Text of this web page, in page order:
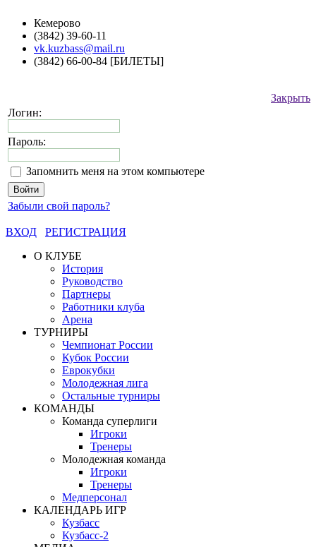
Кемерово
(3842) 39-60-11
vk.kuzbass@mail.ru
(3842) 66-00-84 [БИЛЕТЫ]
Закрыть
Логин:
Пароль:
Запомнить меня на этом компьютере
Забыли свой пароль?
ВХОД
РЕГИСТРАЦИЯ
О КЛУБЕ
История
Руководство
Партнеры
Работники клуба
Арена
ТУРНИРЫ
Чемпионат России
Кубок России
Еврокубки
Молодежная лига
Остальные турниры
КОМАНДЫ
Команда суперлиги
Игроки
Тренеры
Молодежная команда
Игроки
Тренеры
Медперсонал
КАЛЕНДАРЬ ИГР
Кузбасс
Кузбасс-2